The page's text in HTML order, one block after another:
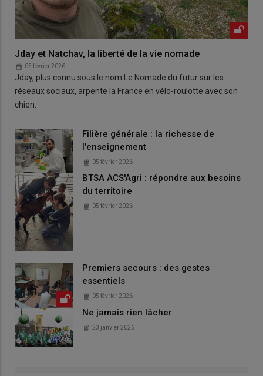
Jday et Natchav, la liberté de la vie nomade
05 février 2026
Jday, plus connu sous le nom Le Nomade du futur sur les
réseaux sociaux, arpente la France en vélo-roulotte avec son
chien.
Filière générale : la richesse de
l'enseignement
05 février 2026
BTSA ACS'Agri : répondre aux besoins
du territoire
05 février 2026
Premiers secours : des gestes
essentiels
05 février 2026
Ne jamais rien lâcher
23 janvier 2026